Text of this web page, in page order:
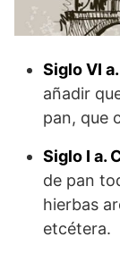
Siglo VI a.
añadir
pan, que
Siglo I a.
de pan
hierbas
etcétera.